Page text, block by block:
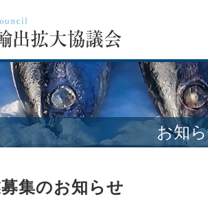
お知
集のお知らせ